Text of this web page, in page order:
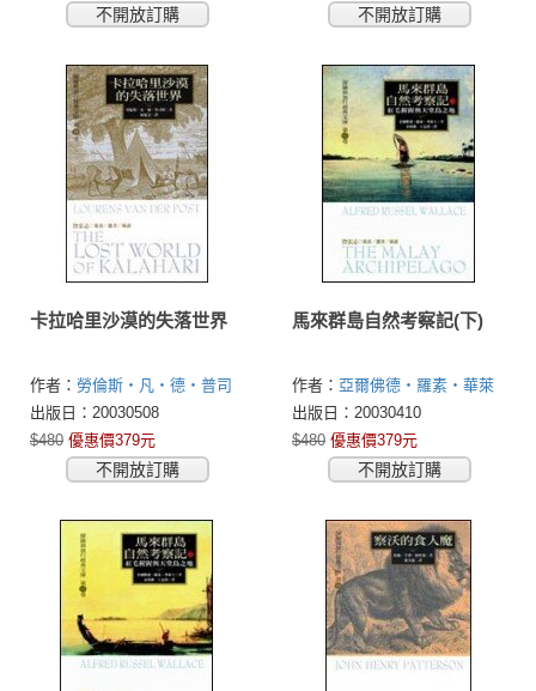
不開放訂購 不開放訂購
卡拉哈里沙漠的失落世界
作者： 勞倫斯‧凡‧德‧普司
特(Lourens van Der Post)
出版日：20030508
$480 優惠價379元
不開放訂購
馬來群島自然考察記(下)
作者： 亞爾佛德‧羅素‧華萊
士(Alfred Russel Wallace)
出版日：20030410
$480 優惠價379元
不開放訂購